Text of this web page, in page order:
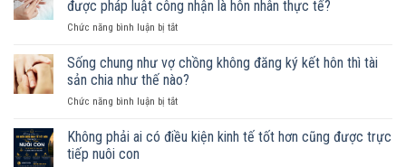
được pháp luật công nhận là hôn nhân thực tế?
Chức năng bình luận bị tắtở
nữ
sống
chung
như
chồng
Sống chung như vợ chồng không đăng ký kết hôn thì tài
sản chia như thế nào?
Chức năng bình luận bị tắtở
chung
Không phải ai có điều kiện kinh tế tốt hơn cũng được trực
tiếp nuôi con